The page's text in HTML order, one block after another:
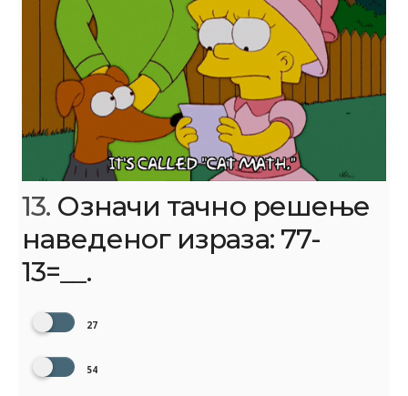
13. Означи тачно решење
наведеног израза: 77-
13=__.
27
54